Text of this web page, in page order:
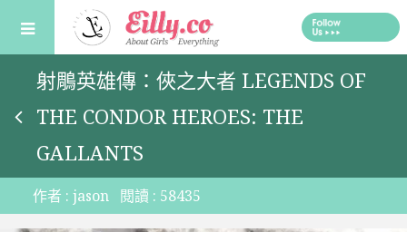
content
射鵰英雄傳：俠之大者 LEGENDS OF
THE CONDOR HEROES: THE
GALLANTS
作者 : jason 閱讀 : 58435